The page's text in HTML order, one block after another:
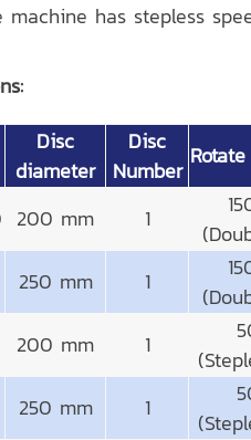
machine has stepless
Disc
diameter
Disc
Number
200 mm 1
250 mm 1
200 mm 1
250 mm 1